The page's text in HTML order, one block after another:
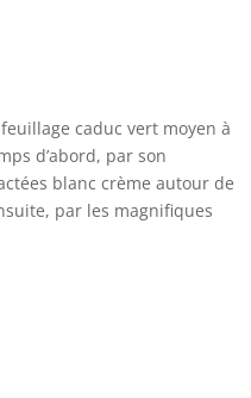
caduc vert moyen à
d’abord, par son
blanc crème autour de
par les magnifiques